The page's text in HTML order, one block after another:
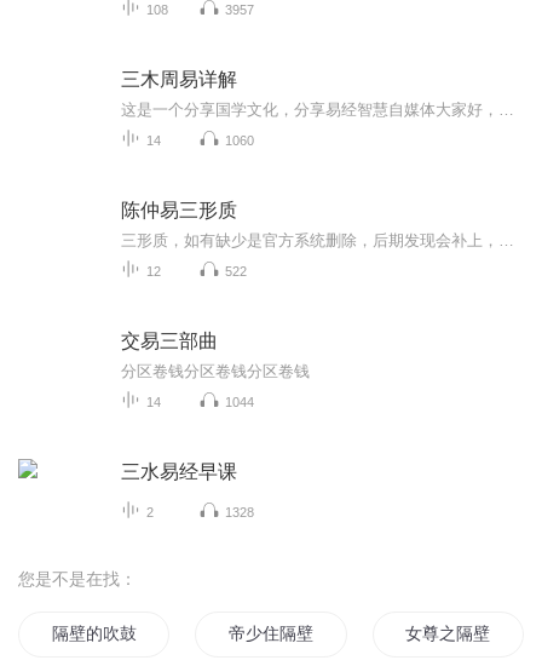
108 3957
三木周易详解
14 1060
陈仲易三形质
12 522
交易三部曲
分区卷钱分区卷钱分区卷钱
14 1044
三水易经早课
2 1328
您是不是在找：
隔壁的吹鼓手 帝少住隔壁 女尊之隔壁家的